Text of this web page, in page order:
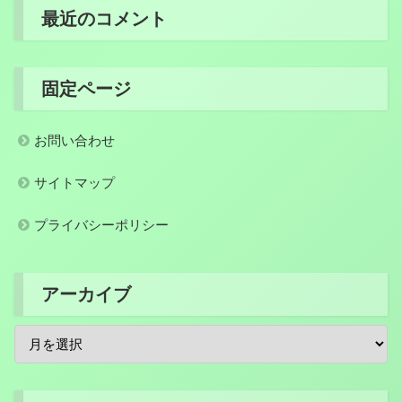
最近のコメント
固定ページ
お問い合わせ
サイトマップ
プライバシーポリシー
アーカイブ